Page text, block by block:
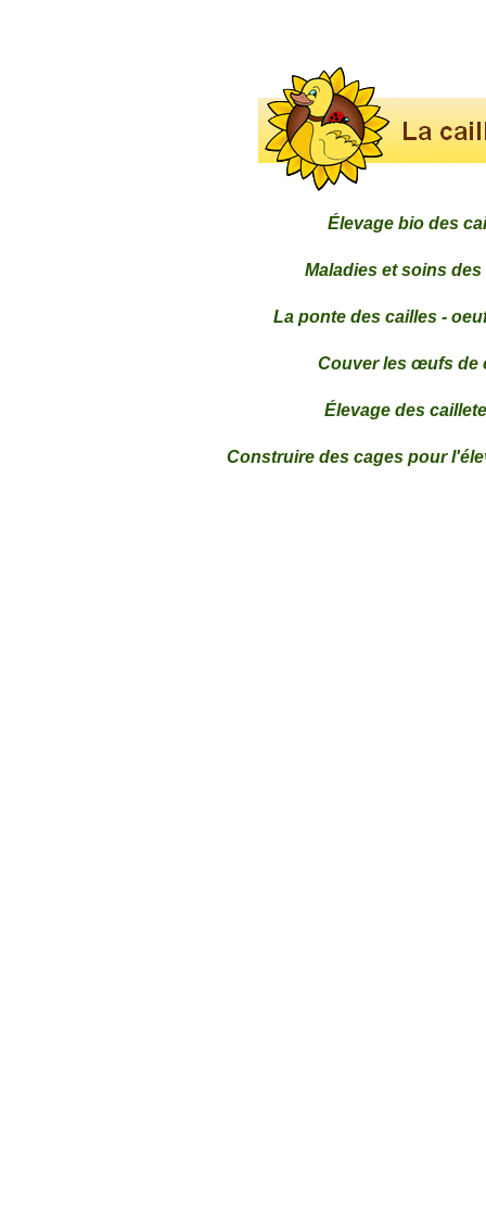
Élevage bio des
Maladies et soins des
La ponte des cailles -
Couver les œufs de
Élevage des
Construire des cages pour